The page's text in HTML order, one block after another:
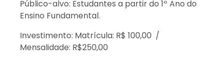
Público-alvo: Estudantes a partir do 1º Ano do
Ensino Fundamental.
Investimento: Matrícula: R$ 100,00 /
Mensalidade: R$250,00